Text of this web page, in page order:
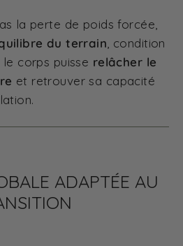
la perte de poids forcée,
du terrain , condition
corps puisse relâcher le
et retrouver sa capacité
ADAPTÉE AU